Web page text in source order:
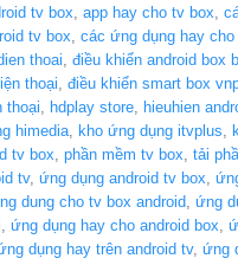
tv box app hay cho tv box
tv box các ứng dụng hay cho
thoai điều khiển android box
thoại điều khiển smart box
thoại hdplay store hieuhien
himedia kho ứng dụng itvplus
tv box phần mềm tv box tải
tv, ứng dụng android tv box
dung cho tv box android ứng
ứng dụng hay cho android box
dụng hay trên android tv, ứng